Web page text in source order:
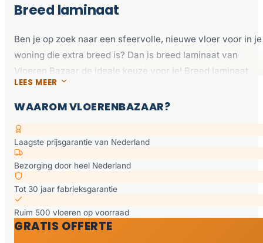
Breed laminaat
Ben je op zoek naar een sfeervolle, nieuwe vloer voor in je
woning die extra breed is? Dan is breed laminaat van
Vloeren Bazaar de ideale keuze voor je! Breed laminaat
heeft een prachtig uiterlijk en biedt allerlei voordelen voor
je woning. Dit type vloer kenmerkt zich door de
groter. Perfect voor het creëren van een open sfeer in je
interieur en passend in iedere woonstijl. Bij Vloeren Bazaar
hebben we een divers assortiment aan breed laminaat.
Ontdek het aanbod online of kom langs in onze showroom!
Wat is breed laminaat?
LEES MEER
WAAROM VLOERENBAZAAR?
Laagste prijsgarantie van Nederland
Bezorging door heel Nederland
Tot 30 jaar fabrieksgarantie
Ruim 500 vloeren op voorraad
GRATIS OFFERTE